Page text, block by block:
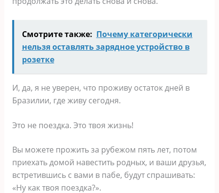
Смотрите также: Почему категорически
нельзя оставлять зарядное устройство в
розетке
И, да, я не уверен, что проживу остаток дней в
Бразилии, где живу сегодня.
Это не поездка. Это твоя жизнь!
Вы можете прожить за рубежом пять лет, потом
приехать домой навестить родных, и ваши друзья,
встретившись с вами в пабе, будут спрашивать:
«Ну как твоя поездка?».